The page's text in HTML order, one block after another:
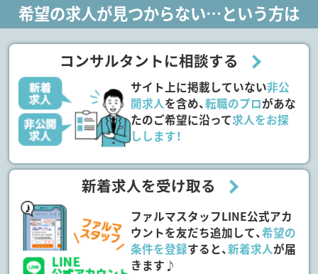
希望の求人が見つからない…という方は
コンサルタントに相談する
サイト上に掲載していない非公
開求人を含め、転職のプロがあな
たのご希望に沿って求人をお探
しします！
新着求人を受け取る
ファルマスタッフLINE公式アカ
ウントを友だち追加して、希望の
条件を登録すると、新着求人が届
きます♪